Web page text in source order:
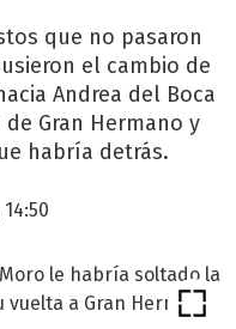
que no pasaron
el cambio de
Andrea del Boca
Gran Hermano y
habría detrás.